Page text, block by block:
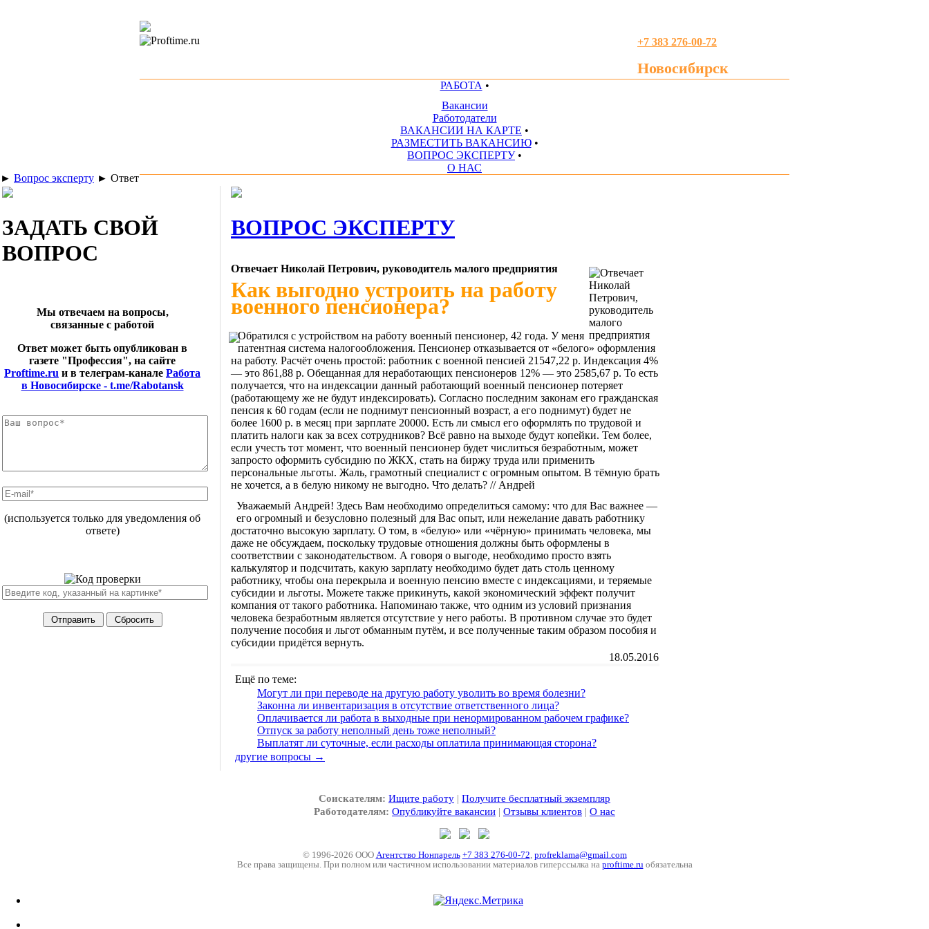
+7 383 276-00-72
Новосибирск
РАБОТА •
Вакансии
Работодатели
ВАКАНСИИ НА КАРТЕ •
РАЗМЕСТИТЬ ВАКАНСИЮ •
ВОПРОС ЭКСПЕРТУ •
О НАС
► Вопрос эксперту ► Ответ
ЗАДАТЬ СВОЙ
ВОПРОС
Мы отвечаем на вопросы,
связанные с работой
Ответ может быть опубликован в
газете "Профессия", на сайте
Proftime.ru и в телеграм-канале Работа
в Новосибирске - t.me/Rabotansk
(используется только для уведомления об
ответе)
ВОПРОС ЭКСПЕРТУ
Отвечает Николай Петрович, руководитель малого предприятия
Как выгодно устроить на работу
военного пенсионера?
Обратился с устройством на работу военный пенсионер, 42 года. У меня
патентная система налогообложения. Пенсионер отказывается от «белого» оформления
на работу. Расчёт очень простой: работник с военной пенсией 21547,22 р. Индексация 4%
— это 861,88 р. Обещанная для неработающих пенсионеров 12% — это 2585,67 р. То есть
получается, что на индексации данный работающий военный пенсионер потеряет
(работающему же не будут индексировать). Согласно последним законам его гражданская
пенсия к 60 годам (если не поднимут пенсионный возраст, а его поднимут) будет не
более 1600 р. в месяц при зарплате 20000. Есть ли смысл его оформлять по трудовой и
платить налоги как за всех сотрудников? Всё равно на выходе будут копейки. Тем более,
если учесть тот момент, что военный пенсионер будет числиться безработным, может
запросто оформить субсидию по ЖКХ, стать на биржу труда или применить
персональные льготы. Жаль, грамотный специалист с огромным опытом. В тёмную брать
не хочется, а в белую никому не выгодно. Что делать? // Андрей
Уважаемый Андрей! Здесь Вам необходимо определиться самому: что для Вас важнее —
его огромный и безусловно полезный для Вас опыт, или нежелание давать работнику
достаточно высокую зарплату. О том, в «белую» или «чёрную» принимать человека, мы
даже не обсуждаем, поскольку трудовые отношения должны быть оформлены в
соответствии с законодательством. А говоря о выгоде, необходимо просто взять
калькулятор и подсчитать, какую зарплату необходимо будет дать столь ценному
работнику, чтобы она перекрыла и военную пенсию вместе с индексациями, и теряемые
субсидии и льготы. Можете также прикинуть, какой экономический эффект получит
компания от такого работника. Напоминаю также, что одним из условий признания
человека безработным является отсутствие у него работы. В противном случае это будет
получение пособия и льгот обманным путём, и все полученные таким образом пособия и
субсидии придётся вернуть.
18.05.2016
Ещё по теме:
Могут ли при переводе на другую работу уволить во время болезни?
Законна ли инвентаризация в отсутствие ответственного лица?
Оплачивается ли работа в выходные при ненормированном рабочем графике?
Отпуск за работу неполный день тоже неполный?
Выплатят ли суточные, если расходы оплатила принимающая сторона?
другие вопросы →
Соискателям: Ищите работу | Получите бесплатный экземпляр
Работодателям: Опубликуйте вакансии | Отзывы клиентов | О нас
© 1996-2026 ООО Агентство Нонпарель +7 383 276-00-72, profreklama@gmail.com
Все права защищены. При полном или частичном использовании материалов гиперссылка на proftime.ruобязательна